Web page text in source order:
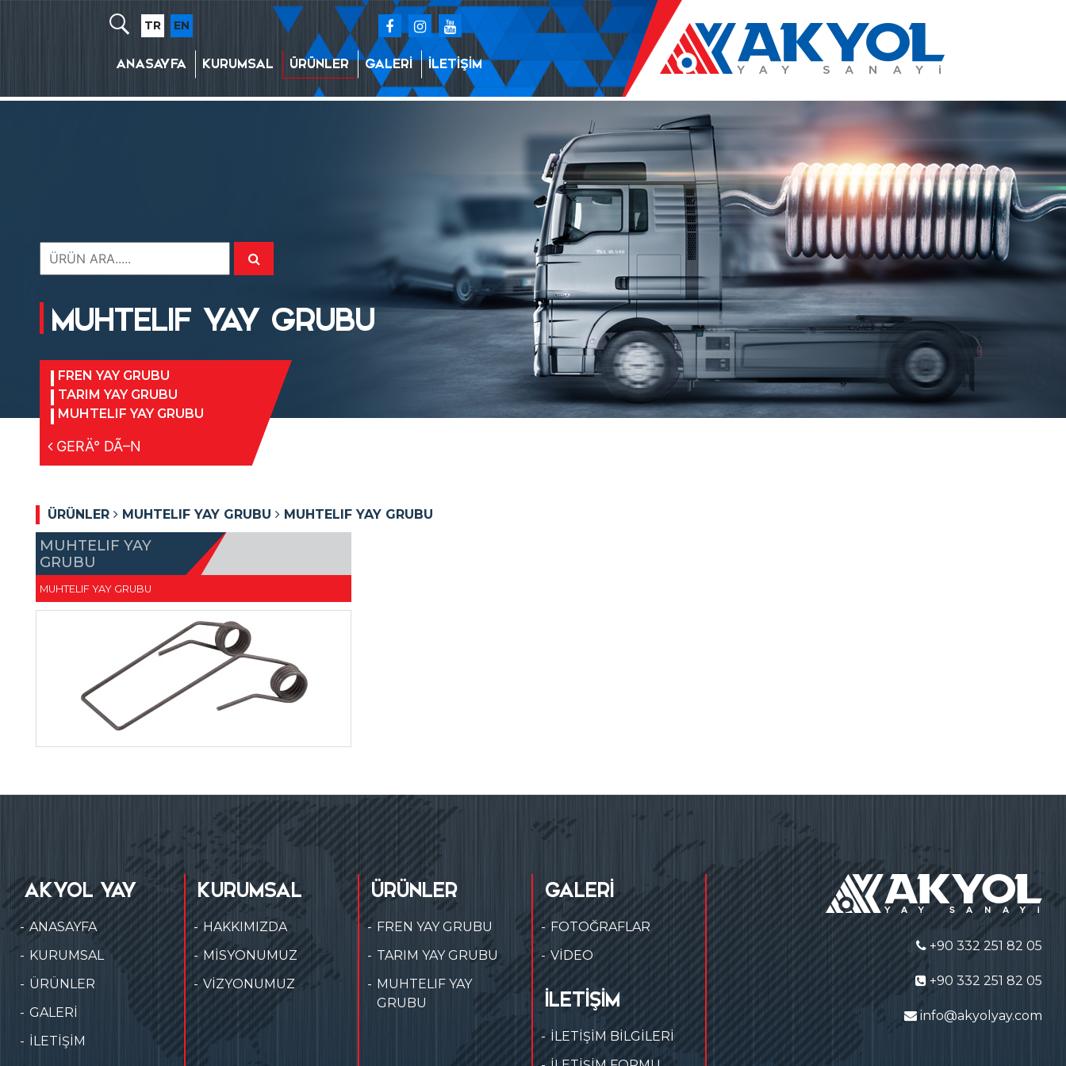
TR EN
ANASAYFA KURUMSAL ÜRÜNLER GALERİ İLETİŞİM
MUHTELIF YAY GRUBU
FREN YAY GRUBU
TARIM YAY GRUBU
MUHTELIF YAY GRUBU
GERÄ° DÃ–N
ÜRÜNLER MUHTELIF YAY GRUBU MUHTELIF YAY GRUBU
MUHTELIF YAY
GRUBU
MUHTELIF YAY GRUBU
AKYOL YAY
ANASAYFA
KURUMSAL
ÜRÜNLER
GALERİ
İLETİŞİM
KURUMSAL
HAKKIMIZDA
MİSYONUMUZ
VİZYONUMUZ
ÜRÜNLER
FREN YAY GRUBU
TARIM YAY GRUBU
MUHTELIF YAY
GRUBU
GALERİ
FOTOĞRAFLAR
VİDEO
İLETİŞİM
İLETİŞİM BİLGİLERİ
+90 332 251 82 05
+90 332 251 82 05
info@akyolyay.com